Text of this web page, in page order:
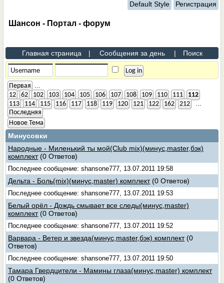
Default Style Регистрация
Шансон - Портал - форум
Главная страница | Сообщения за день | Поиск
Первая
12 62 102 103 104 105 106 107 108 109 110 111
112
113
114 115 116 117 118 119 120 121 122 162 212
Последняя
Новое Тема
Минусовки
Народные - Миленький ты мой(Club mix)(минус,master,бэк)
комплект (0 Ответов)
Последнее сообщение: shansone777, 13.07.2011 19:58
Дельта - Боль(mix)(минус,master) комплект (0 Ответов)
Последнее сообщение: shansone777, 13.07.2011 19:53
Белый орёл - Дождь смывает все следы(минус,master)
комплект (0 Ответов)
Последнее сообщение: shansone777, 13.07.2011 19:52
Варвара - Ветер и звезда(минус,master,бэк) комплект (0
Ответов)
Последнее сообщение: shansone777, 13.07.2011 19:50
Тамара Гвердцители - Мамины глаза(минус,master) комплект
(0 Ответов)